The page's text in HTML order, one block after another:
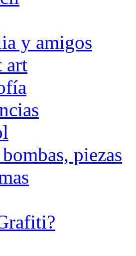
y amigos
art
piezas